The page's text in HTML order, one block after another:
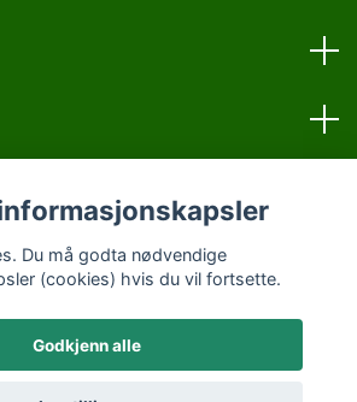
Du må godta nødvendige
(cookies) hvis du vil fortsette.
Godkjenn alle